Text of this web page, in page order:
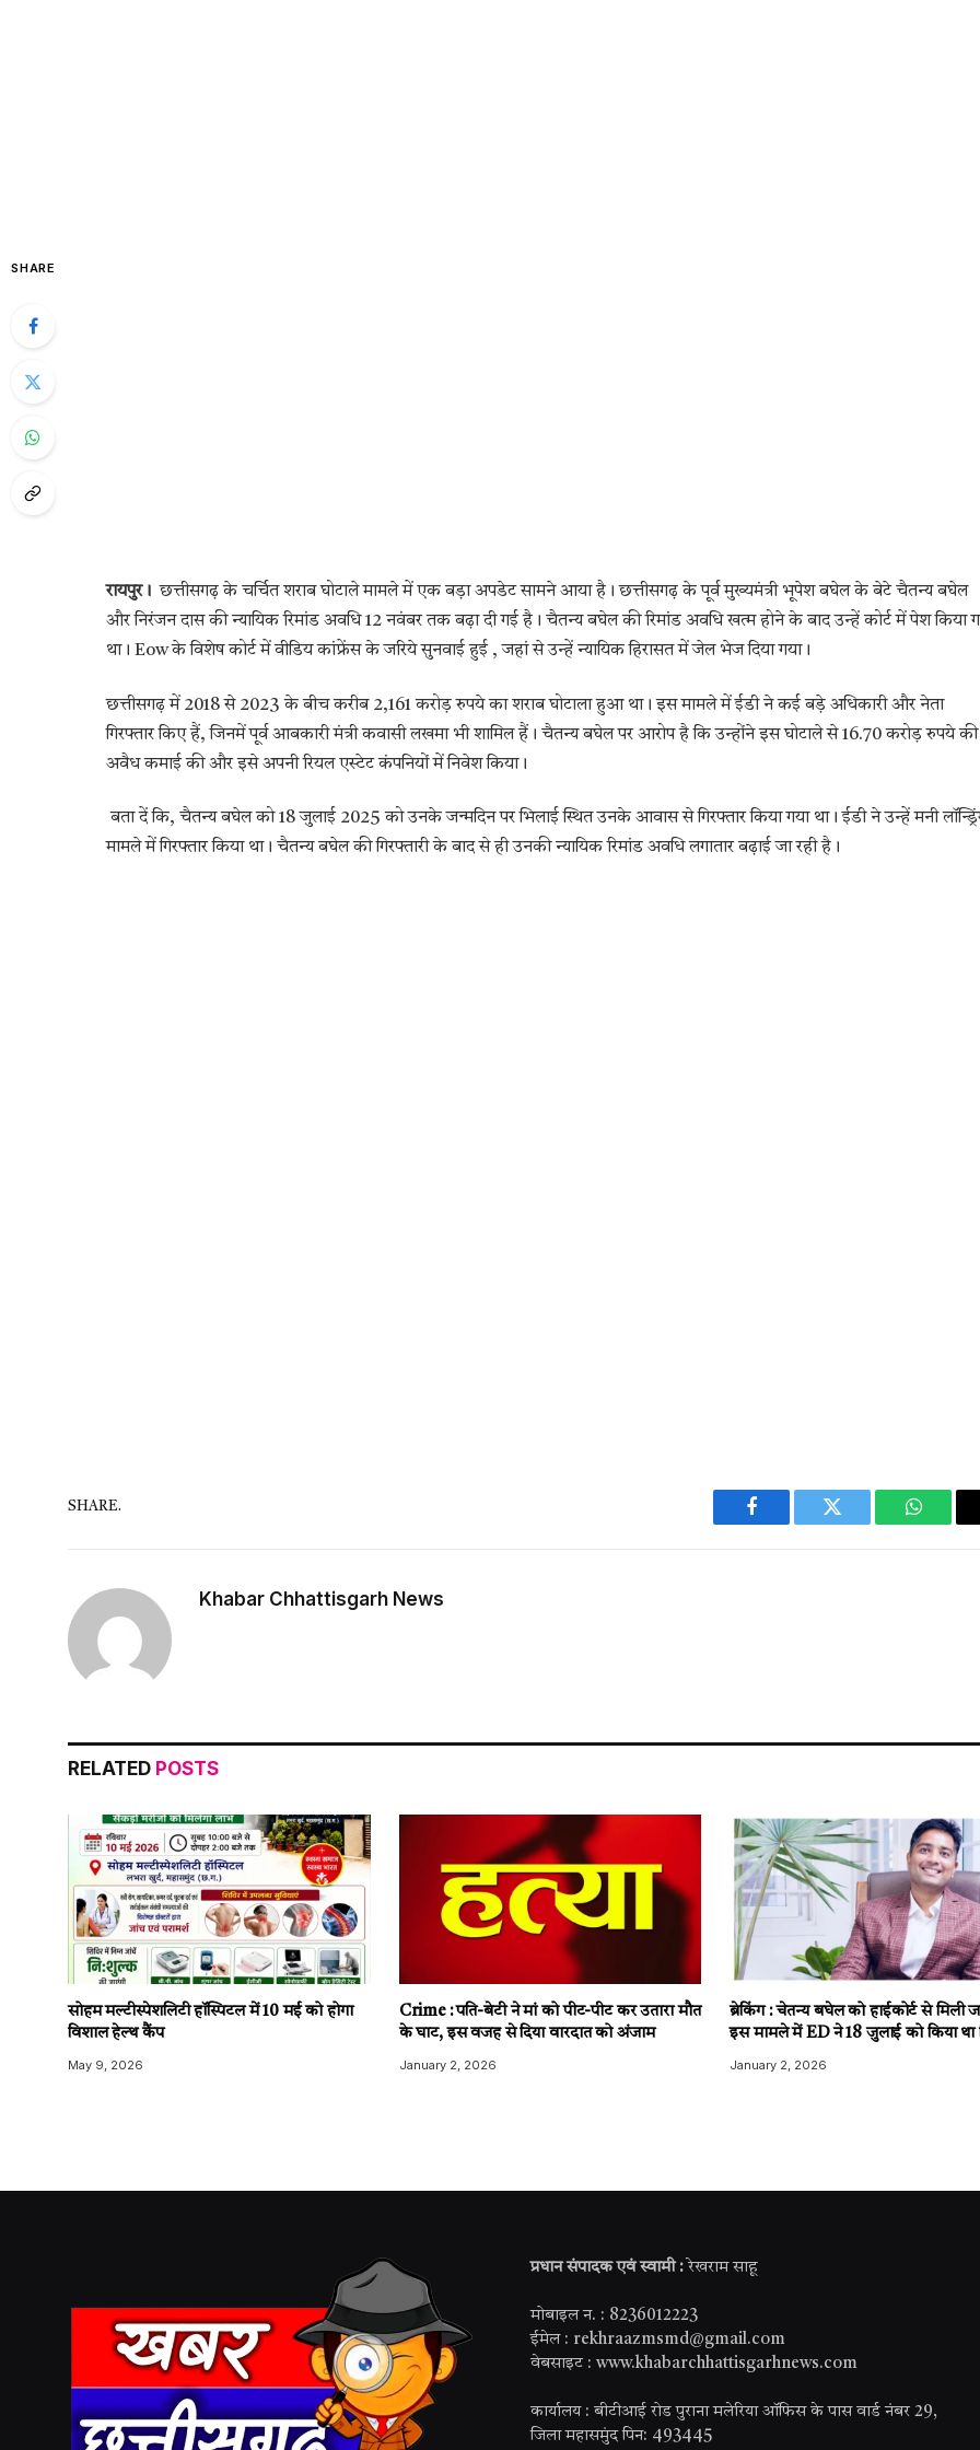
SHARE
रायपुर। छत्तीसगढ़ के चर्चित शराब घोटाले मामले में एक बड़ा अपडेट सामने आया है। छत्तीसगढ़ के पूर्व मुख्यमंत्री भूपेश बघेल के बेटे चैतन्य बघेल
और निरंजन दास की न्यायिक रिमांड अवधि 12 नवंबर तक बढ़ा दी गई है। चैतन्य बघेल की रिमांड अवधि खत्म होने के बाद उन्हें कोर्ट में पेश किया
था। Eow के विशेष कोर्ट में वीडिय कांफ्रेंस के जरिये सुनवाई हुई , जहां से उन्हें न्यायिक हिरासत में जेल भेज दिया गया।
छत्तीसगढ़ में 2018 से 2023 के बीच करीब 2,161 करोड़ रुपये का शराब घोटाला हुआ था। इस मामले में ईडी ने कई बड़े अधिकारी और नेता
गिरफ्तार किए हैं, जिनमें पूर्व आबकारी मंत्री कवासी लखमा भी शामिल हैं। चैतन्य बघेल पर आरोप है कि उन्होंने इस घोटाले से 16.70 करोड़ रुपये की
अवैध कमाई की और इसे अपनी रियल एस्टेट कंपनियों में निवेश किया।
बता दें कि, चैतन्य बघेल को 18 जुलाई 2025 को उनके जन्मदिन पर भिलाई स्थित उनके आवास से गिरफ्तार किया गया था। ईडी ने उन्हें मनी
मामले में गिरफ्तार किया था। चैतन्य बघेल की गिरफ्तारी के बाद से ही उनकी न्यायिक रिमांड अवधि लगातार बढ़ाई जा रही है।
SHARE.
Facebook Twitter
Khabar Chhattisgarh News
RELATED POSTS
सोहम मल्टीस्पेशलिटी हॉस्पिटल में 10 मई को होगा
विशाल हेल्थ कैंप
May 9, 2026
Crime : पति-बेटी ने मां को पीट-पीट कर उतारा मौत
के घाट, इस वजह से दिया वारदात को अंजाम
January 2, 2026
ब्रेकिंग : चेतन्य बघेल को हाईकोर्ट से मिली
इस मामले में ED ने 18 जुलाई को किया था
January 2, 2026
प्रधान संपादक एवं स्वामी : रेखराम साहू
मोबाइल न. : 8236012223
ईमेल : rekhraazmsmd@gmail.com
वेबसाइट : www.khabarchhattisgarhnews.com
कार्यालय : बीटीआई रोड पुराना मलेरिया ऑफिस के पास वार्ड नंबर 29,
जिला महासमुंद पिन: 493445